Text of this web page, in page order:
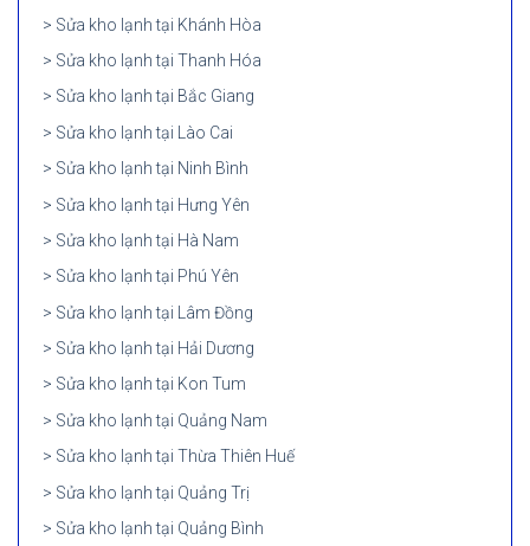
Sửa kho lạnh tại Khánh Hòa
Sửa kho lạnh tại Thanh Hóa
Sửa kho lạnh tại Bắc Giang
Sửa kho lạnh tại Lào Cai
Sửa kho lạnh tại Ninh Bình
Sửa kho lạnh tại Hưng Yên
Sửa kho lạnh tại Hà Nam
Sửa kho lạnh tại Phú Yên
Sửa kho lạnh tại Lâm Đồng
Sửa kho lạnh tại Hải Dương
Sửa kho lạnh tại Kon Tum
Sửa kho lạnh tại Quảng Nam
Sửa kho lạnh tại Thừa Thiên Huế
Sửa kho lạnh tại Quảng Trị
Sửa kho lạnh tại Quảng Bình